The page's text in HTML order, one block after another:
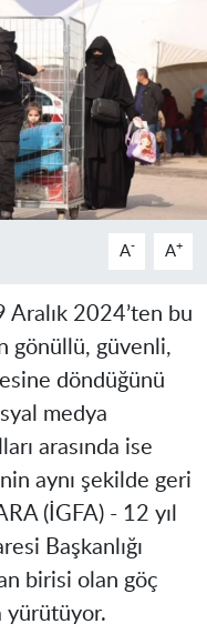
A- A+
Aralık 2024’ten bu
gönüllü, güvenli,
döndüğünü
medya
arasında ise
aynı şekilde geri
(İGFA) -12 yıl
Başkanlığı
birisi olan göç
yürütüyor.